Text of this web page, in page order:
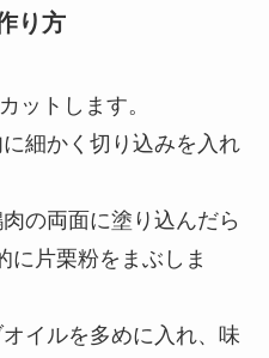
り方
ットします。
細かく切り込みを入れ
の両面に塗り込んだら
に片栗粉をまぶしま
イルを多めに入れ、味